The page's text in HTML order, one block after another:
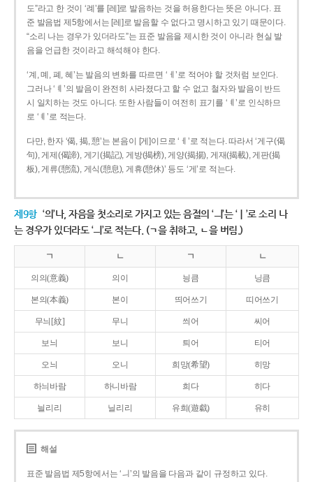
도”라고 한 것이 ‘례’를 [레]로 발음하는 것을 허용한다는 뜻은 아니다. 표
준 발음법 제5항에서는 [레]로 발음할 수 없다고 명시하고 있기 때문이다.
“소리 나는 경우가 있더라도”는 표준 발음을 제시한 것이 아니라 현실 발
음을 언급한 것이라고 해석해야 한다.
‘계, 몌, 폐, 혜’는 발음의 변화를 따르면 ‘ㅔ’로 적어야 할 것처럼 보인다.
그러나 ‘ㅖ’의 발음이 완전히 사라졌다고 할 수 없고 철자와 발음이 반드
시 일치하는 것도 아니다. 또한 사람들이 여전히 표기를 ‘ㅖ’로 인식하므
로 ‘ㅖ’로 적는다.
다만, 한자 ‘偈, 揭, 憩’는 본음이 [게]이므로 ‘ㅔ’로 적는다. 따라서 ‘게구(偈
句), 게제(偈諦), 게기(揭記), 게방(揭榜), 게양(揭揚), 게재(揭載), 게판(揭
板), 게류(憩流), 게식(憩息), 게휴(憩休)’ 등도 ‘게’로 적는다.
제9항 ‘의’나, 자음을 첫소리로 가지고 있는 음절의 ‘ㅢ’는 ‘ㅣ’로 소리 나
는 경우가 있더라도 ‘ㅢ’로 적는다. (ㄱ을 취하고, ㄴ을 버림.)
ㄱ ㄴ ㄱ ㄴ
의의(意義) 의이 닁큼 닝큼
본의(本義) 본이 띄어쓰기 띠어쓰기
무늬[紋] 무니 씌어 씨어
보늬 보니 틔어 티어
오늬 오니 희망(希望) 히망
하늬바람 하니바람 희다 히다
늴리리 닐리리 유희(遊戱) 유히
해설
표준 발음법 제5항에서는 ‘ㅢ’의 발음을 다음과 같이 규정하고 있다.